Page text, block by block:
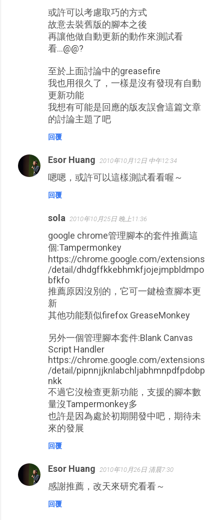
或許可以考慮取巧的方式
故意去裝舊版的腳本之後
再讓他做自動更新的動作來測試看
看...@@?
至於上面討論中的greasefire
我也用很久了，一樣是沒有發現有自動
更新功能
我想有可能是回應的版友誤會這篇文章
的討論主題了吧
回覆
Esor Huang 2010年10月12日 中午12:34
嗯嗯，或許可以這樣測試看看喔～
回覆
sola 2010年10月25日 晚上11:36
google chrome管理腳本的套件推薦這
個:Tampermonkey
https://chrome.google.com/extensions
/detail/dhdgffkkebhmkfjojejmpbldmpo
bfkfo
推薦原因沒別的，它可一鍵檢查腳本更
新
其他功能類似firefox GreaseMonkey
另外一個管理腳本套件:Blank Canvas
Script Handler
https://chrome.google.com/extensions
/detail/pipnnjjknlabchljabhmnpdfpdobp
nkk
不過它沒檢查更新功能，支援的腳本數
量沒Tampermonkey多
也許是因為處於初期開發中吧，期待未
來的發展
回覆
Esor Huang 2010年10月26日 清晨7:30
感謝推薦，改天來研究看看～
回覆